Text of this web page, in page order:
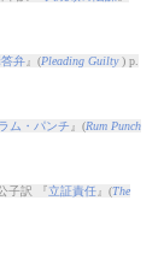
弁』(Pleading Guilty) p.
ラム・パンチ 』(Rum Punch
子訳 『立証責任』(The